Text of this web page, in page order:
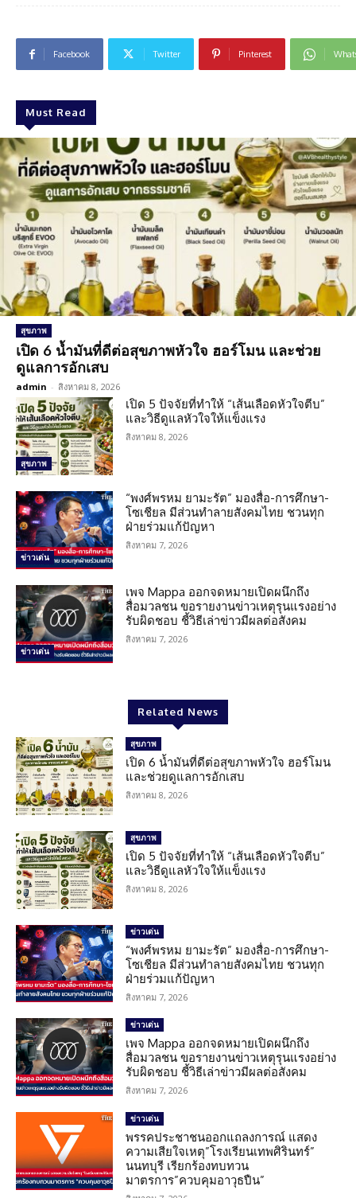
Facebook Twitter Pinterest
Must Read
สุขภาพ
เปิด 6 น้ำมันที่ดีต่อสุขภาพหัวใจ ฮอร์โมน และช่วย
ดูแลการอักเสบ
admin - สิงหาคม 8, 2026
สุขภาพ
เปิด 5 ปัจจัยที่ทำให้ “เส้นเลือดหัวใจตีบ”
และวิธีดูแลหัวใจให้แข็งแรง
สิงหาคม 8, 2026
ข่าวเด่น
“พงศ์พรหม ยามะรัต” มองสื่อ-การศึกษา-
โซเชียล มีส่วนทำลายสังคมไทย ชวนทุก
ฝ่ายร่วมแก้ปัญหา
สิงหาคม 7, 2026
ข่าวเด่น
เพจ Mappa ออกจดหมายเปิดผนึกถึง
สื่อมวลชน ขอรายงานข่าวเหตุรุนแรงอย่าง
รับผิดชอบ ชี้วิธีเล่าข่าวมีผลต่อสังคม
สิงหาคม 7, 2026
Related News
สุขภาพ
เปิด 6 น้ำมันที่ดีต่อสุขภาพหัวใจ ฮอร์โมน
และช่วยดูแลการอักเสบ
สิงหาคม 8, 2026
สุขภาพ
เปิด 5 ปัจจัยที่ทำให้ “เส้นเลือดหัวใจตีบ”
และวิธีดูแลหัวใจให้แข็งแรง
สิงหาคม 8, 2026
ข่าวเด่น
“พงศ์พรหม ยามะรัต” มองสื่อ-การศึกษา-
โซเชียล มีส่วนทำลายสังคมไทย ชวนทุก
ฝ่ายร่วมแก้ปัญหา
สิงหาคม 7, 2026
ข่าวเด่น
เพจ Mappa ออกจดหมายเปิดผนึกถึง
สื่อมวลชน ขอรายงานข่าวเหตุรุนแรงอย่าง
รับผิดชอบ ชี้วิธีเล่าข่าวมีผลต่อสังคม
สิงหาคม 7, 2026
ข่าวเด่น
พรรคประชาชนออกแถลงการณ์ แสดง
ความเสียใจเหตุ”โรงเรียนเทพศิรินทร์”
นนทบุรี เรียกร้องทบทวน
มาตรการ”ควบคุมอาวุธปืน”